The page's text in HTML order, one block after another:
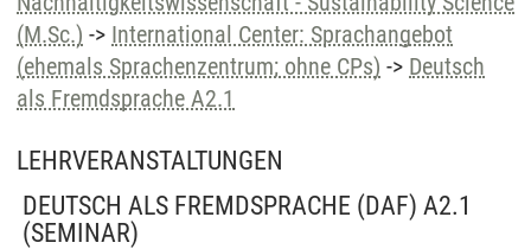
(M.Sc.) -> International Center: Sprachangebot
(ehemals Sprachenzentrum; ohne CPs) -> Deutsch
als Fremdsprache A2.1
LEHRVERANSTALTUNGEN
DEUTSCH ALS FREMDSPRACHE (DAF) A2.1
(SEMINAR)